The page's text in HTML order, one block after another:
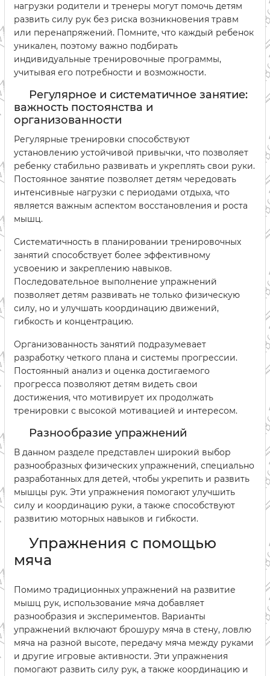
нагрузки родители и тренеры могут помочь детям
развить силу рук без риска возникновения травм
или перенапряжений. Помните, что каждый ребенок
уникален, поэтому важно подбирать
индивидуальные тренировочные программы,
учитывая его потребности и возможности.
Регулярное и систематичное занятие:
важность постоянства и
организованности
Регулярные тренировки способствуют
установлению устойчивой привычки, что позволяет
ребенку стабильно развивать и укреплять свои руки.
Постоянное занятие позволяет детям чередовать
интенсивные нагрузки с периодами отдыха, что
является важным аспектом восстановления и роста
мышц.
Систематичность в планировании тренировочных
занятий способствует более эффективному
усвоению и закреплению навыков.
Последовательное выполнение упражнений
позволяет детям развивать не только физическую
силу, но и улучшать координацию движений,
гибкость и концентрацию.
Организованность занятий подразумевает
разработку четкого плана и системы прогрессии.
Постоянный анализ и оценка достигаемого
прогресса позволяют детям видеть свои
достижения, что мотивирует их продолжать
тренировки с высокой мотивацией и интересом.
Разнообразие упражнений
В данном разделе представлен широкий выбор
разнообразных физических упражнений, специально
разработанных для детей, чтобы укрепить и развить
мышцы рук. Эти упражнения помогают улучшить
силу и координацию руки, а также способствуют
развитию моторных навыков и гибкости.
Упражнения с помощью
мяча
Помимо традиционных упражнений на развитие
мышц рук, использование мяча добавляет
разнообразия и экспериментов. Варианты
упражнений включают брошуру мяча в стену, ловлю
мяча на разной высоте, передачу мяча между руками
и другие игровые активности. Эти упражнения
помогают развить силу рук, а также координацию и